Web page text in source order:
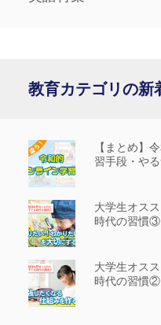
教育カテゴリの新
【まとめ】
習手段・や
大学生オス
時代の習慣③
大学生オス
時代の習慣②